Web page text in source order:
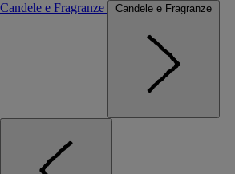
Candele e Fragranze
Candele e Fragranze